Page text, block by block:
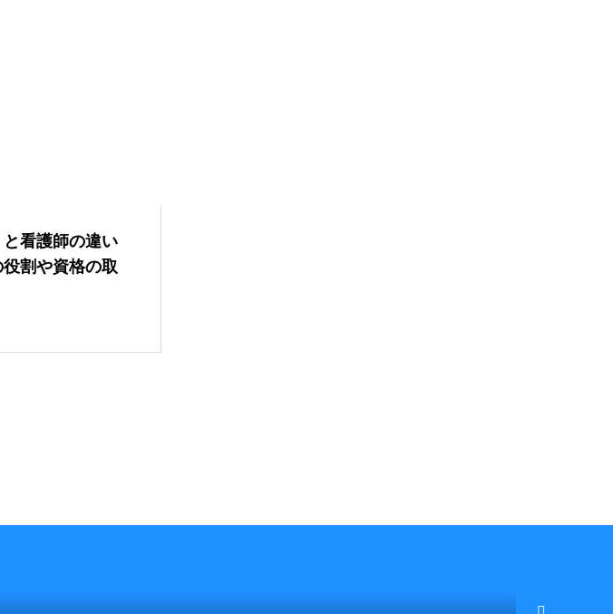
看護師の違い
割や資格の取